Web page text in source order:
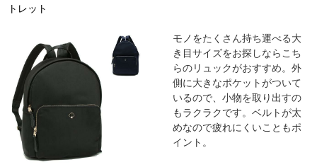
トレット
モノをたくさん持ち運べる大
き目サイズをお探しならこち
らのリュックがおすすめ。外
側に大きなポケットがついて
いるので、小物を取り出すの
もラクラクです。ベルトが太
めなので疲れにくいこともポ
イント。